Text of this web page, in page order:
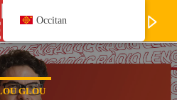
GLOU
Occitan